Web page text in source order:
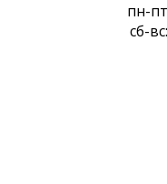
пн-
сб-